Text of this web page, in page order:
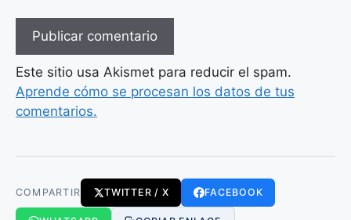
Este sitio usa Akismet para reducir el spam.
Aprende cómo se procesan los datos de tus
comentarios.
COMPARTIR TWITTER / X FACEBOOK